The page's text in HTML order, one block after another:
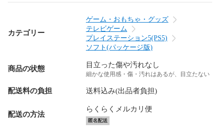
カテゴリー
ゲーム・おもちゃ・グッズ
テレビゲーム
プレイステーション5(PS5)
ソフト(パッケージ版)
商品の状態 目立った傷や汚れなし
細かな使用感・傷・汚れはあるが、目立たない
配送料の負担 送料込み(出品者負担)
配送の方法
らくらくメルカリ便
匿名配送